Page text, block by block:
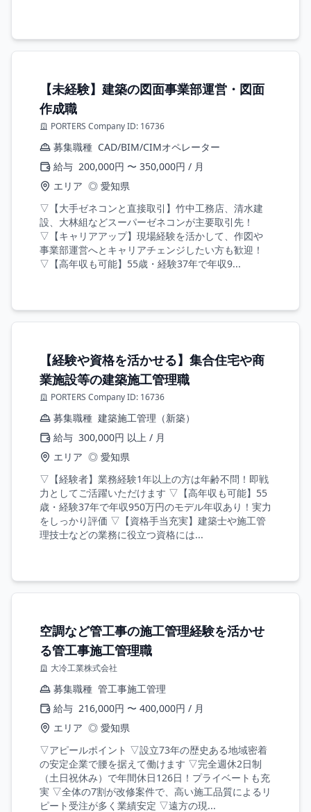
【未経験】建築の図面事業部運営・図面
作成職
PORTERS Company ID: 16736
募集職種 CAD/BIM/CIMオペレーター
給与 200,000円 〜 350,000円 / 月
エリア ◎ 愛知県
▽【大手ゼネコンと直接取引】竹中工務店、清水建
設、大林組などスーパーゼネコンが主要取引先！
▽【キャリアアップ】現場経験を活かして、作図や
事業部運営へとキャリアチェンジしたい方も歓迎！
▽【高年収も可能】55歳・経験37年で年収9...
【経験や資格を活かせる】集合住宅や商
業施設等の建築施工管理職
PORTERS Company ID: 16736
募集職種 建築施工管理（新築）
給与 300,000円 以上 / 月
エリア ◎ 愛知県
▽【経験者】業務経験1年以上の方は年齢不問！即戦
力としてご活躍いただけます ▽【高年収も可能】55
歳・経験37年で年収950万円のモデル年収あり！実力
をしっかり評価 ▽【資格手当充実】建築士や施工管
理技士などの業務に役立つ資格には...
空調など管工事の施工管理経験を活かせ
る管工事施工管理職
大冷工業株式会社
募集職種 管工事施工管理
給与 216,000円 〜 400,000円 / 月
エリア ◎ 愛知県
▽アピールポイント ▽設立73年の歴史ある地域密着
の安定企業で腰を据えて働けます ▽完全週休2日制
（土日祝休み）で年間休日126日！プライベートも充
実 ▽全体の7割が改修案件で、高い施工品質によるリ
ピート受注が多く業績安定 ▽遠方の現...